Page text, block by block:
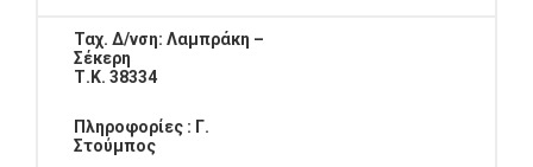
Ταχ. Δ/νση: Λαμπράκη –
Σέκερη
Τ.Κ. 38334
Πληροφορίες : Γ.
Στούμπος